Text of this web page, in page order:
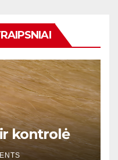
kontrolė